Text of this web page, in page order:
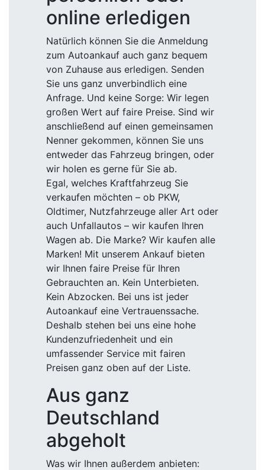
online erledigen
Natürlich können Sie die Anmeldung
zum Autoankauf auch ganz bequem
von Zuhause aus erledigen. Senden
Sie uns ganz unverbindlich eine
Anfrage. Und keine Sorge: Wir legen
großen Wert auf faire Preise. Sind wir
anschließend auf einen gemeinsamen
Nenner gekommen, können Sie uns
entweder das Fahrzeug bringen, oder
wir holen es gerne für Sie ab.
Egal, welches Kraftfahrzeug Sie
verkaufen möchten – ob PKW,
Oldtimer, Nutzfahrzeuge aller Art oder
auch Unfallautos – wir kaufen Ihren
Wagen ab. Die Marke? Wir kaufen alle
Marken! Mit unserem Ankauf bieten
wir Ihnen faire Preise für Ihren
Gebrauchten an. Kein Unterbieten.
Kein Abzocken. Bei uns ist jeder
Autoankauf eine Vertrauenssache.
Deshalb stehen bei uns eine hohe
Kundenzufriedenheit und ein
umfassender Service mit fairen
Preisen ganz oben auf der Liste.
Aus ganz
Deutschland
abgeholt
Was wir Ihnen außerdem anbieten: